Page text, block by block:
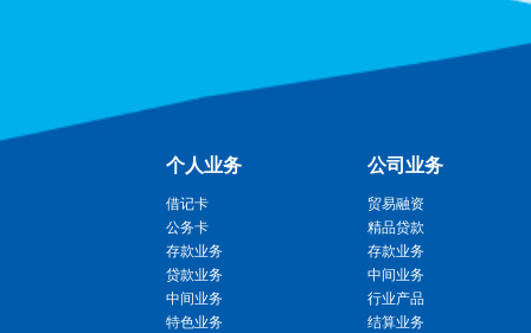
个人业务
借记卡
公务卡
存款业务
贷款业务
中间业务
特色业务
公司业务
贸易融资
精品贷款
存款业务
中间业务
行业产品
结算业务